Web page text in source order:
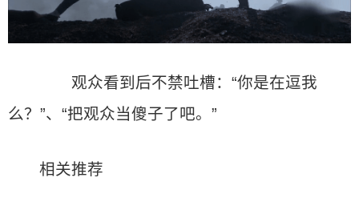
观众看到后不禁吐槽：“你是在逗我
么？”、“把观众当傻子了吧。”
相关推荐